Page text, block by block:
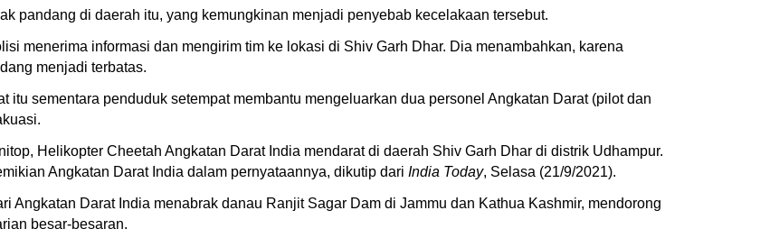
pandang di daerah itu, yang kemungkinan menjadi penyebab kecelakaan tersebut.
menerima informasi dan mengirim tim ke lokasi di Shiv Garh Dhar. Dia menambahkan, karena
menjadi terbatas.
itu sementara penduduk setempat membantu mengeluarkan dua personel Angkatan Darat (pilot dan
Helikopter Cheetah Angkatan Darat India mendarat di daerah Shiv Garh Dhar di distrik Udhampur.
Angkatan Darat India dalam pernyataannya, dikutip dari India Today, Selasa (21/9/2021).
Angkatan Darat India menabrak danau Ranjit Sagar Dam di Jammu dan Kathua Kashmir, mendorong
besar-besaran.